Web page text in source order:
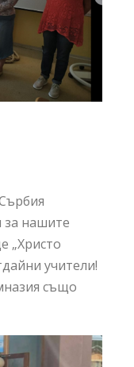
за нашите
„Христо
учители!
също